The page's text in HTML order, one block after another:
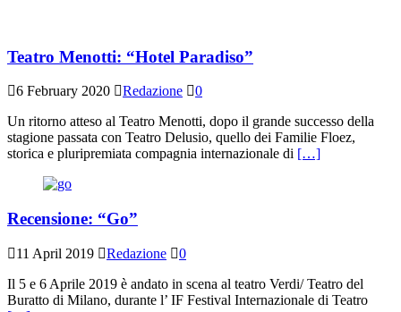
Teatro Menotti: “Hotel Paradiso”
6 February 2020 Redazione
0
Un ritorno atteso al Teatro Menotti, dopo il grande successo della
stagione passata con Teatro Delusio, quello dei Familie Floez,
storica e pluripremiata compagnia internazionale di […]
Recensione: “Go”
11 April 2019 Redazione
0
Il 5 e 6 Aprile 2019 è andato in scena al teatro Verdi/ Teatro del
Buratto di Milano, durante l’ IF Festival Internazionale di Teatro